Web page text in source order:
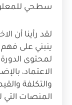
سطحي
لقد رأينا أن
ينبني على
لمحتوى
الاعتماد،
والتكلفة
المنصات